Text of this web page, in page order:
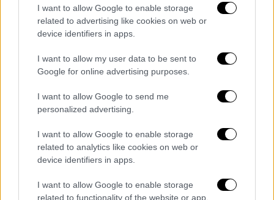
I want to allow Google to enable storage
related to advertising like cookies on web or
device identifiers in apps.
I want to allow my user data to be sent to
Google for online advertising purposes.
I want to allow Google to send me
personalized advertising.
I want to allow Google to enable storage
related to analytics like cookies on web or
device identifiers in apps.
I want to allow Google to enable storage
related to functionality of the website or app.
σημεία:
του Δήμου Αγίας Παρασκευής
του Δήμου Παιανίας (περιοχή Γλυκών
Νερών)
του Δήμου Πεντέλης (περιοχή Νταού
Πεντέλης)
(περιοχή Καλλιτεχνούπολης)
Τα σχολιά σας δημοσιεύονται άμεσα με δική σας ευθύνη. Το
ΕΘΝΟΣ θα παρεμβαίνει και τα προσβλητικά σχόλια θα